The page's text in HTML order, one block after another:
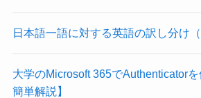
日本語一語に対する英語の訳し分け
大学のMicrosoft 365でAuthenticator
簡単解説】